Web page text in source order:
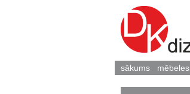
sākums mēbeles